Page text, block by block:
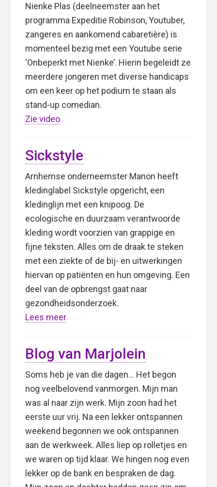
Nienke Plas (deelneemster aan het
programma Expeditie Robinson, Youtuber,
zangeres en aankomend cabaretière) is
momenteel bezig met een Youtube serie
‘Onbeperkt met Nienke’. Hierin begeleidt ze
meerdere jongeren met diverse handicaps
om een keer op het podium te staan als
stand-up comedian.
Zie video
Sickstyle
Arnhemse onderneemster Manon heeft
kledinglabel Sickstyle opgericht, een
kledinglijn met een knipoog. De
ecologische en duurzaam verantwoorde
kleding wordt voorzien van grappige en
fijne teksten. Alles om de draak te steken
met een ziekte of de bij- en uitwerkingen
hiervan op patiënten en hun omgeving. Een
deel van de opbrengst gaat naar
gezondheidsonderzoek.
Lees meer
Blog van Marjolein
Soms heb je van die dagen… Het begon
nog veelbelovend vanmorgen. Mijn man
was al naar zijn werk. Mijn zoon had het
eerste uur vrij. Na een lekker ontspannen
weekend begonnen we ook ontspannen
aan de werkweek. Alles liep op rolletjes en
we waren op tijd klaar. We hingen nog even
lekker op de bank en bespraken de dag.